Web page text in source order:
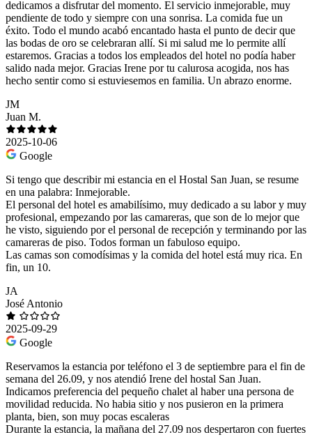
dedicamos a disfrutar del momento. El servicio inmejorable, muy
pendiente de todo y siempre con una sonrisa. La comida fue un
éxito. Todo el mundo acabó encantado hasta el punto de decir que
las bodas de oro se celebraran allí. Si mi salud me lo permite allí
estaremos. Gracias a todos los empleados del hotel no podía haber
salido nada mejor. Gracias Irene por tu calurosa acogida, nos has
hecho sentir como si estuviesemos en familia. Un abrazo enorme.
JM
Juan M.
2025-10-06
Google
Si tengo que describir mi estancia en el Hostal San Juan, se resume
en una palabra: Inmejorable.
El personal del hotel es amabilísimo, muy dedicado a su labor y muy
profesional, empezando por las camareras, que son de lo mejor que
he visto, siguiendo por el personal de recepción y terminando por las
camareras de piso. Todos forman un fabuloso equipo.
Las camas son comodísimas y la comida del hotel está muy rica. En
fin, un 10.
JA
José Antonio
2025-09-29
Google
Reservamos la estancia por teléfono el 3 de septiembre para el fin de
semana del 26.09, y nos atendió Irene del hostal San Juan.
Indicamos preferencia del pequeño chalet al haber una persona de
movilidad reducida. No habia sitio y nos pusieron en la primera
planta, bien, son muy pocas escaleras
Durante la estancia, la mañana del 27.09 nos despertaron con fuertes